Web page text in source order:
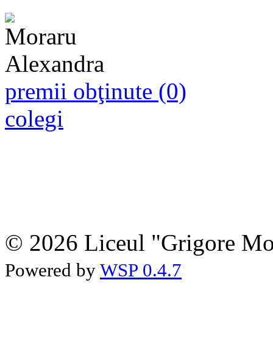
premii obţinute (0)
colegi
© 2026 Liceul "Grigore
Powered by WSP 0.4.7